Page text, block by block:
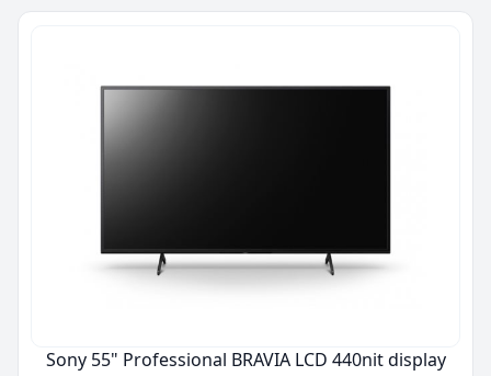
Sony 55" Professional BRAVIA LCD 440nit display